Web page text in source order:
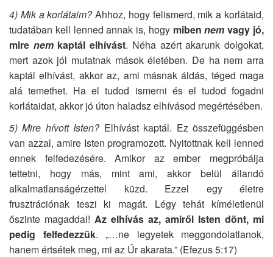
4) Mik a korlátaim?Ahhoz, hogy felismerd, mik a korlátaid,
tudatában kell lenned annak is, hogy mibennem vagy jó,
mire nemkaptál elhívást. Néha azért akarunk dolgokat,
mert azok jól mutatnak mások életében. De ha nem arra
kaptál elhívást, akkor az, ami másnak áldás, téged maga
alá temethet. Ha el tudod ismerni és el tudod fogadni
korlátaidat, akkor jó úton haladsz elhívásod megértésében.
5) Mire hívott Isten?Elhívást kaptál. Ez összefüggésben
van azzal, amire Isten programozott. Nyitottnak kell lenned
ennek felfedezésére. Amikor az ember megpróbálja
tettetni, hogy más, mint ami, akkor belül állandó
alkalmatlanságérzettel küzd. Ezzel egy életre
frusztrációnak teszi ki magát. Légy tehát kíméletlenül
őszinte magaddal! Az elhívás az, amiről Isten dönt, mi
pedig felfedezzük. „…ne legyetek meggondolatlanok,
hanem értsétek meg, mi az Úr akarata.” (Efezus 5:17)